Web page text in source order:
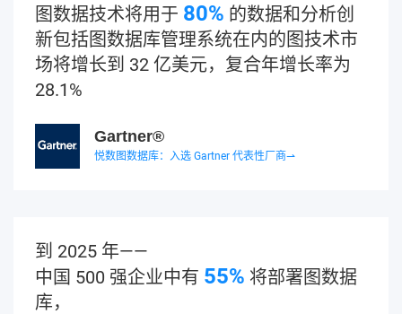
图数据技术将用于 80% 的数据和分析创
新包括图数据库管理系统在内的图技术市
场将增长到 32 亿美元，复合年增长率为
28.1%
Gartner®
悦数图数据库：入选 Gartner 代表性厂商⇀
到 2025 年——
中国 500 强企业中有 55% 将部署图数据
库，